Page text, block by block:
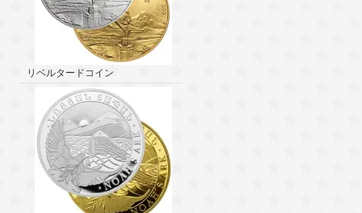
リベルタードコイン